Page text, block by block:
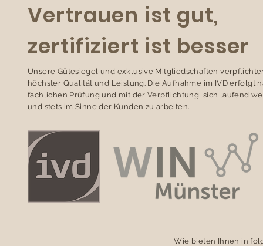
Vertrauen ist gut,
zertifiziert ist besser
Unsere Gütesiegel und exklusive Mitgliedschaften
höchster Qualität und Leistung. Die Aufnahme im IVD erfolgt
fachlichen Prüfung und mit der Verpflichtung, sich laufend
und stets im Sinne der Kunden zu arbeiten.
Wie bieten Ihnen in